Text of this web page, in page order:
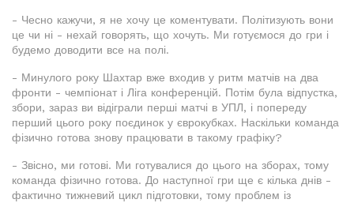
- Чесно кажучи, я не хочу це коментувати. Політизують вони
це чи ні - нехай говорять, що хочуть. Ми готуємося до гри і
будемо доводити все на полі.
- Минулого року Шахтар вже входив у ритм матчів на два
фронти - чемпіонат і Ліга конференцій. Потім була відпустка,
збори, зараз ви відіграли перші матчі в УПЛ, і попереду
перший цього року поєдинок у єврокубках. Наскільки команда
фізично готова знову працювати в такому графіку?
- Звісно, ми готові. Ми готувалися до цього на зборах, тому
команда фізично готова. До наступної гри ще є кілька днів -
фактично тижневий цикл підготовки, тому проблем із